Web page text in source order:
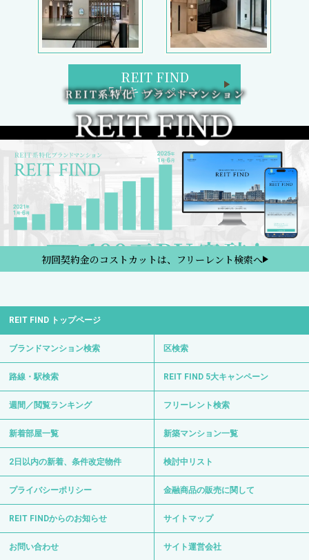
REIT FIND
5大キャンペーン
初回契約金のコストカットは、フリーレント検索へ
REIT FIND トップページ
ブランドマンション検索 区検索
路線・駅検索 REIT FIND 5大キャンペーン
週間／閲覧ランキング フリーレント検索
新着部屋一覧 新築マンション一覧
2日以内の新着、条件改定物件 検討中リスト
プライバシーポリシー 金融商品の販売に関して
REIT FINDからのお知らせ サイトマップ
お問い合わせ サイト運営会社